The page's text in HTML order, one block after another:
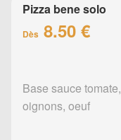
Pizza bene solo
Dès 8.50 €
Base sauce
oignons, oeuf